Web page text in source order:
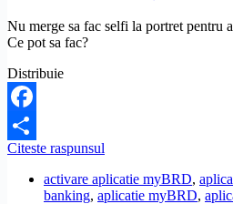
Nu merge sa fac selfi la portret pentru
Ce pot sa fac?
Distribuie
Facebook
Share
Citeste raspunsul
sa
fac
activare aplicatie myBRD,
banking, aplicatie myBRD,